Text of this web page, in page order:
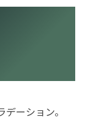
ーション。